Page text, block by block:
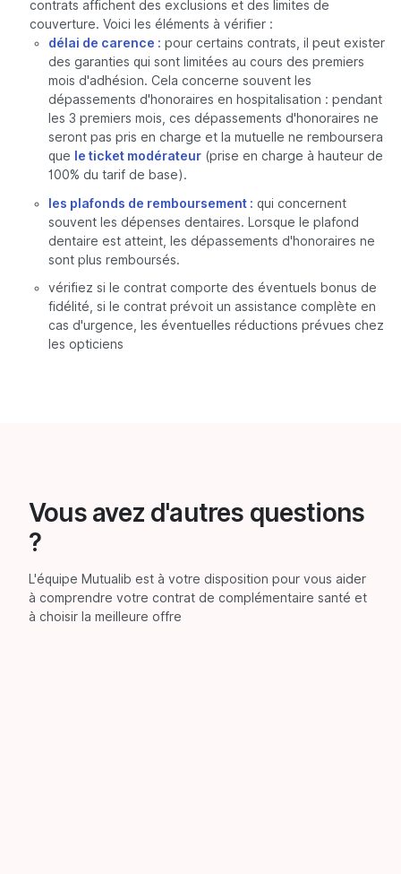
contrats affichent des exclusions et des limites de
couverture. Voici les éléments à vérifier :
délai de carence : pour certains contrats, il peut exister
des garanties qui sont limitées au cours des premiers
mois d'adhésion. Cela concerne souvent les
dépassements d'honoraires en hospitalisation : pendant
les 3 premiers mois, ces dépassements d'honoraires ne
seront pas pris en charge et la mutuelle ne remboursera
que
le ticket modérateur (prise en charge à hauteur de
100% du tarif de base).
les plafonds de remboursement : qui concernent
souvent les dépenses dentaires. Lorsque le plafond
dentaire est atteint, les dépassements d'honoraires ne
sont plus remboursés.
vérifiez si le contrat comporte des éventuels bonus de
fidélité, si le contrat prévoit un assistance complète en
cas d'urgence, les éventuelles réductions prévues chez
les opticiens
Vous avez d'autres questions
?
L'équipe Mutualib est à votre disposition pour vous aider
à comprendre votre contrat de complémentaire santé et
à choisir la meilleure offre